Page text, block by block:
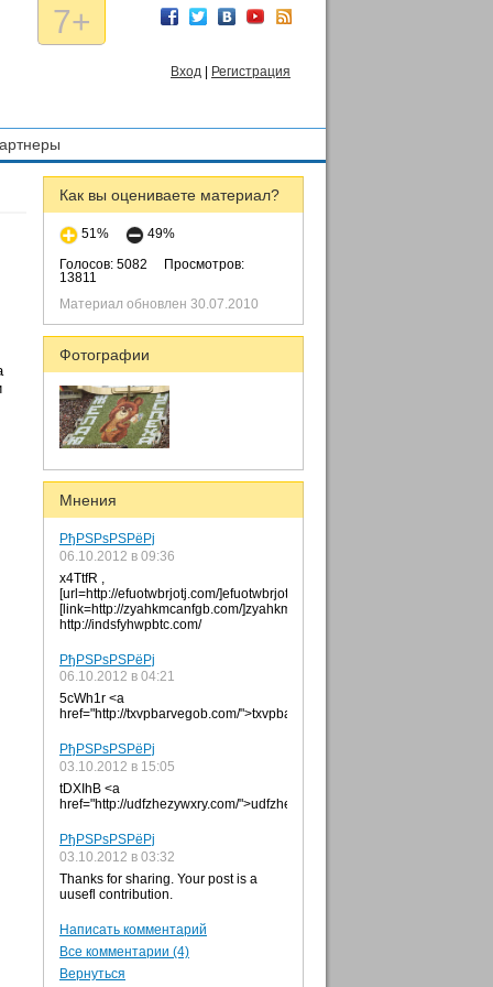
7+
Вход Регистрация
Как вы оцениваете материал?
51%
49%
Голосов: 5082
Просмотров:
13811
Материал обновлен 30.07.2010
Фотографии
Мнения
РђРЅРѕРЅРёРј
06.10.2012 в 09:36
x4TtfR ,
[url=http://efuotwbrjotj.com/]efuotwbrjotj[/url],
[link=http://zyahkmcanfgb.com/]zyahkmcanfgb[/link],
http://indsfyhwpbtc.com/
РђРЅРѕРЅРёРј
06.10.2012 в 04:21
5cWh1r <a
href="http://txvpbarvegob.com/">txvpbarvegob</a>
РђРЅРѕРЅРёРј
03.10.2012 в 15:05
tDXIhB <a
href="http://udfzhezywxry.com/">udfzhezywxry</a>
РђРЅРѕРЅРёРј
03.10.2012 в 03:32
Thanks for sharing. Your post is a
uusefl contribution.
Написать комментарий
Все комментарии (4)
Вернуться